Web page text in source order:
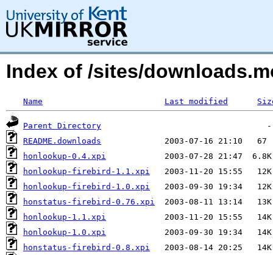
Index of /sites/
Name Last modified
Parent Directory
README.downloads
honlookup-0.4.xpi
honlookup-firebird-1.1.xpi
honlookup-firebird-1.0.xpi
honstatus-firebird-0.76.xpi
honlookup-1.1.xpi
honlookup-1.0.xpi
honstatus-firebird-0.8.xpi